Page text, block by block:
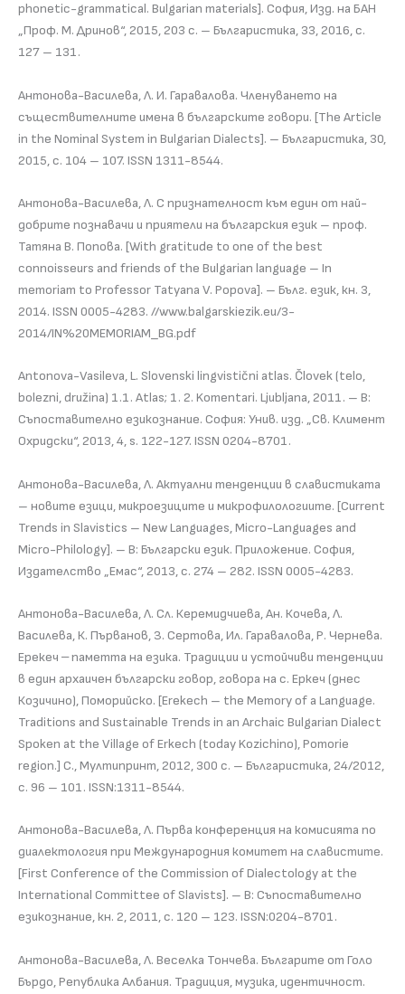
phonetic-grammatical. Bulgarian materials]. София, Изд. на БАН
„Проф. М. Дринов“, 2015, 203 с. – Българистика, 33, 2016, с.
127 – 131.
Антонова-Василева, Л. И. Гаравалова. Членуването на
съществителните имена в българските говори. [The Article
in the Nominal System in Bulgarian Dialects]. – Българистика, 30,
2015, с. 104 – 107. ISSN 1311-8544.
Антонова-Василева, Л. С признателност към един от най-
добрите познавачи и приятели на българския език – проф.
Татяна В. Попова. [With gratitude to one of the best
connoisseurs and friends of the Bulgarian language – In
memoriam to Professor Tatyana V. Popova]. – Бълг. език, кн. 3,
2014. ISSN 0005-4283. //www.balgarskiezik.eu/3-
2014/IN%20MEMORIAM_BG.pdf
Antonova-Vasileva, L. Slovenski lingvistični atlas. Človek (telo,
bolezni, družina) 1.1. Atlas; 1. 2. Komentari. Ljubljana, 2011. – В:
Съпоставително езикознание. София: Унив. изд. „Св. Климент
Охридски“, 2013, 4, s. 122-127. ISSN 0204-8701.
Антонова-Василева, Л. Актуални тенденции в славистиката
– новите езици, микроезиците и микрофилологиите. [Current
Trends in Slavistics – New Languages, Micro-Languages and
Micro-Philology]. – В: Български език. Приложение. София,
Издателство „Емас“, 2013, с. 274 – 282. ISSN 0005-4283.
Антонова-Василева, Л. Сл. Керемидчиева, Ан. Кочева, Л.
Василева, К. Първанов, З. Сертова, Ил. Гаравалова, Р. Чернева.
Ерекеч ‒ паметта на езика. Традиции и устойчиви тенденции
в един архаичен български говор, говора на с. Еркеч (днес
Козичино), Поморийско. [Erekech – the Memory of a Language.
Traditions and Sustainable Trends in an Archaic Bulgarian Dialect
Spoken at the Village of Erkech (today Kozichino), Pomorie
region.] С., Мултипринт, 2012, 300 с. – Българистика, 24/2012,
с. 96 – 101. ISSN:1311-8544.
Антонова-Василева, Л. Първа конференция на комисията по
диалектология при Международния комитет на славистите.
[First Conference of the Commission of Dialectology at the
International Committee of Slavists]. – В: Съпоставително
езикознание, кн. 2, 2011, с. 120 – 123. ISSN:0204-8701.
Антонова-Василева, Л. Веселка Тончева. Българите от Голо
Бърдо, Република Албания. Традиция, музика, идентичност.